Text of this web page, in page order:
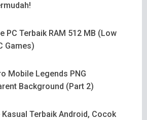
PC Terbaik RAM 512 MB (Low
Games)
Mobile Legends PNG
Background (Part 2)
Kasual Terbaik Android, Cocok